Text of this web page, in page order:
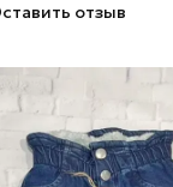
отзыв